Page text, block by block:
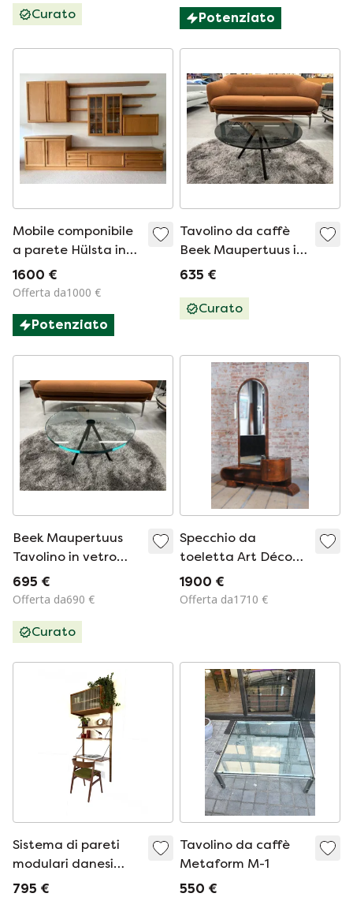
Curato Potenziato
Mobile componibile
a parete Hülsta in
rovere chiaro, in
ottime condizioni.
1600 €
Offerta da1000 €
Potenziato
Tavolino da caffè
Beek Maupertuus in
vetro nero D60
635 €
Curato
Beek Maupertuus
Tavolino in vetro
nero D60
695 €
Offerta da690 €
Curato
Specchio da
toeletta Art Déco
restaurato, in noce,
lucidato a specchio,
1900 €
Offerta da1710 €
Sistema di pareti
modulari danesi
vintage anni '60
795 €
Tavolino da caffè
Metaform M-1
550 €